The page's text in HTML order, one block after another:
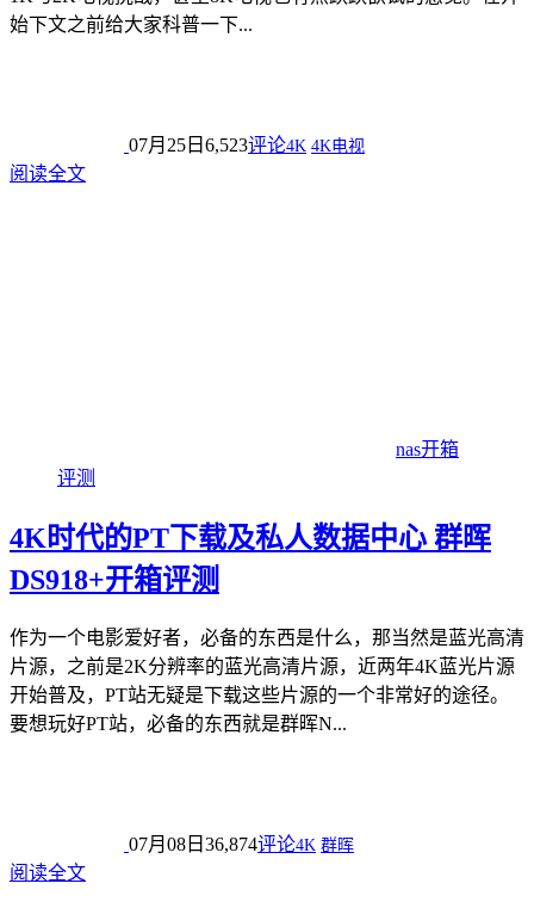
始下文之前给大家科普一下...
07月25日 6,523评论4K 4K电视
阅读全文
nas开箱
评测
4K时代的PT下载及私人数据中心 群晖
DS918+开箱评测
作为一个电影爱好者，必备的东西是什么，那当然是蓝光高清
片源，之前是2K分辨率的蓝光高清片源，近两年4K蓝光片源
开始普及，PT站无疑是下载这些片源的一个非常好的途径。
要想玩好PT站，必备的东西就是群晖N...
07月08日 36,874评论4K 群晖
阅读全文